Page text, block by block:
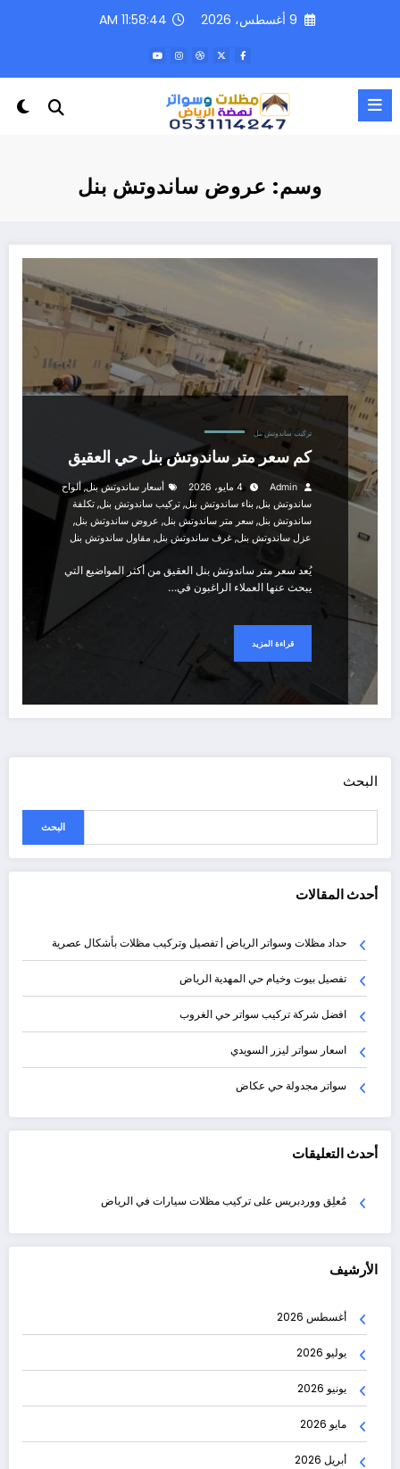
9 أغسطس، 2026 11:58:44 AM
وسم: عروض ساندوتش بنل
تركيب ساندوتش بنل
كم سعر متر ساندوتش بنل حي العقيق
Admin 4 مايو، 2026 أسعار ساندوتش بنل,ألواح
ساندوتش بنل, بناء ساندوتش بنل, تركيب ساندوتش بنل, تكلفة
ساندوتش بنل, سعر متر ساندوتش بنل, عروض ساندوتش بنل,
عزل ساندوتش بنل, غرف ساندوتش بنل, مقاول ساندوتش بنل
يُعد سعر متر ساندوتش بنل العقيق من أكثر المواضيع التي
يبحث عنها العملاء الراغبون في…
قراءة المزيد
البحث
البحث
أحدث المقالات
حداد مظلات وسواتر الرياض | تفصيل وتركيب مظلات بأشكال عصرية
تفصيل بيوت وخيام حي المهدية الرياض
افضل شركة تركيب سواتر حي الغروب
اسعار سواتر ليزر السويدي
سواتر مجدولة حي عكاض
أحدث التعليقات
مُعلِق ووردبريس علىتركيب مظلات سيارات في الرياض
الأرشيف
أغسطس 2026
يوليو 2026
يونيو 2026
مايو 2026
أبريل 2026